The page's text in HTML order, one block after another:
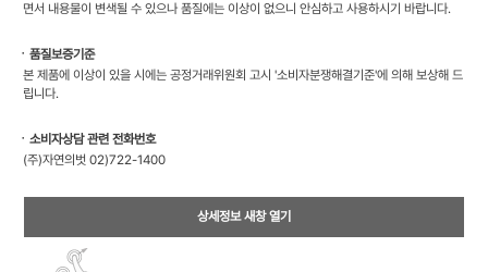
면서 내용물이 변색될 수 있으나 품질에는 이상이 없으니 안심하고 사용하시기 바랍니다.
ㆍ품질보증기준
본 제품에 이상이 있을 시에는 공정거래위원회 고시 '소비자분쟁해결기준'에 의해 보상해 드
립니다.
ㆍ소비자상담 관련 전화번호
(주)자연의벗 02)722-1400
상세정보 새창 열기